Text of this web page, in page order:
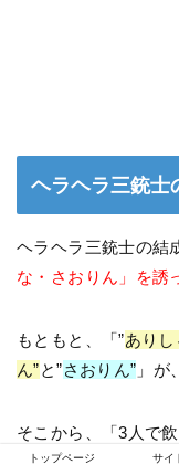
ヘラヘラ三銃士
ヘラヘラ三銃士の結
な・さおりん」を誘
もともと、「”ありし
ん”と”さおりん” 」が
そこから、「3人で
っていきました！
トップページ サイ